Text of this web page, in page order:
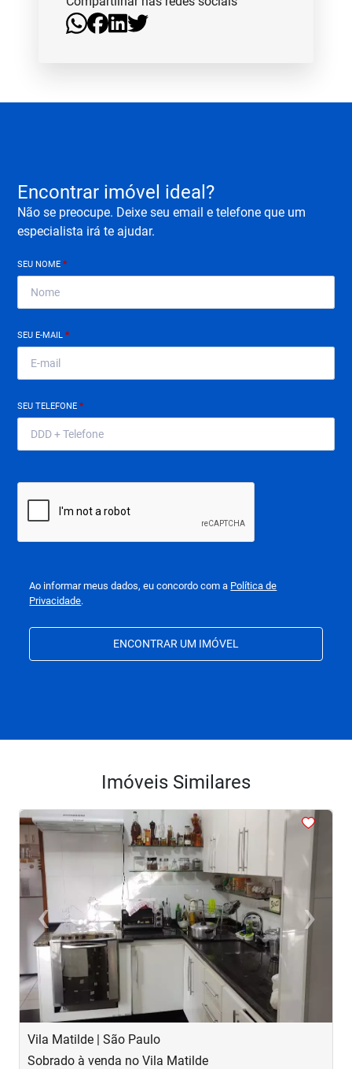
Encontrar imóvel ideal?
Não se preocupe. Deixe seu email e telefone que um
especialista irá te ajudar.
SEU NOME*
SEU E-MAIL*
SEU TELEFONE*
Ao informar meus dados, eu concordo com a Política de
Privacidade.
ENCONTRAR UM IMÓVEL
Imóveis Similares
<<<<
‹Previous ›Next
Vila Matilde | São Paulo
Sobrado à venda no Vila Matilde